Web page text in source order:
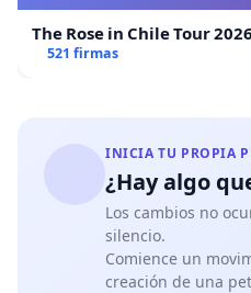
The Rose in Chile Tour 2026
521 firmas
INICIA TU PROPIA
¿Hay algo
Los cambios no
silencio.
Comience un
creación de una